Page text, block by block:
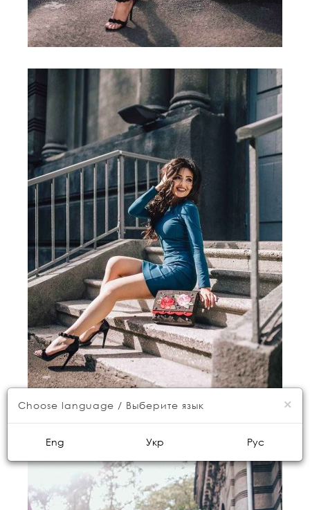
×
Choose language / Выберите язык
Eng Укр Рус